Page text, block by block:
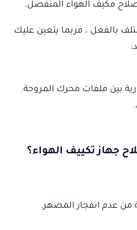
مكيف الهواء المنفصل.
بالفعل ، فربما يتعين عليك
بين ملفات محرك المروحة.
جهاز تكييف الهواء؟
من عدم انفجار المصهر.